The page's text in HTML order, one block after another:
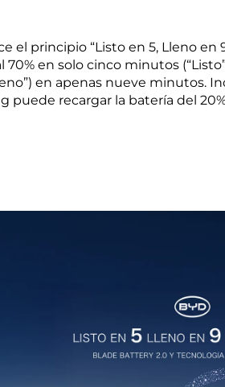
principio “Listo en 5, Lleno en
70% en solo cinco minutos
en apenas nueve minutos.
recargar la batería del 20%